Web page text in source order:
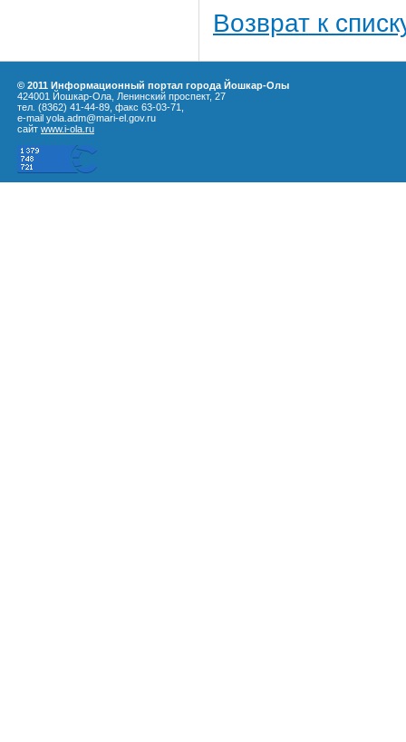
Возврат к
© 2011 Информационный портал города Йошкар-Олы
424001 Йошкар-Ола, Ленинский проспект, 27
тел. (8362) 41-44-89, факс 63-03-71,
e-mail yola.adm@mari-el.gov.ru
сайт www.i-ola.ru